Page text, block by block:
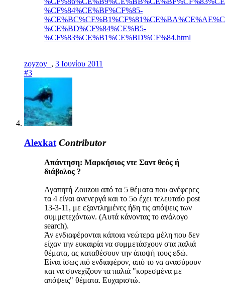
%CF%84%CE%BF%CF%85-
%CE%BD%CF%84%CE%B5-
%CF%83%CE%B1%CE%BD%CF%84.html
zoyzoy_ , 3 Ιουνίου 2011
#3
Alexkat Contributor
Απάντηση: Mαρκήσιος ντε Σαντ θεός ή
διάβολος ?
Αγαπητή Zouzou από τα 5 θέματα που ανέφερες
τα 4 είναι ανενεργά και το 5ο έχει τελευταίο post
13-3-11, με εξαντλημένες ήδη τις απόψεις των
συμμετεχόντων. (Αυτά κάνοντας το ανάλογο
search).
Άν ενδιαφέρονται κάποια νεώτερα μέλη που δεν
είχαν την ευκαιρία να συμμετάσχουν στα παλιά
θέματα, ας καταθέσουν την άποψή τους εδώ.
Είναι ίσως πιό ενδιαφέρον, από το να ανασύρουν
και να συνεχίζουν τα παλιά "κορεσμένα με
απόψεις" θέματα. Ευχαριστώ.